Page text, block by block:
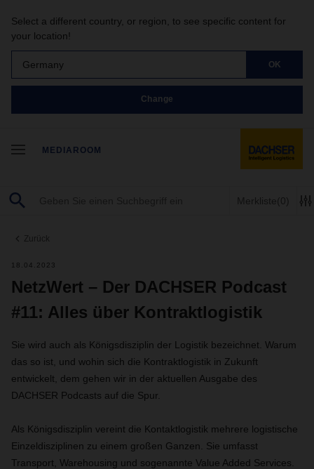
Select a different country, or region, to see specific content for
your location!
Germany OK
Change
MEDIAROOM
Merkliste(0)
Zurück
18.04.2023
NetzWert – Der DACHSER Podcast
#11: Alles über Kontraktlogistik
Sie wird auch als Königsdisziplin der Logistik bezeichnet. Warum
das so ist, und wohin sich die Kontraktlogistik in Zukunft
entwickelt, dem gehen wir in der aktuellen Ausgabe des
DACHSER Podcasts auf die Spur.
Als Königsdisziplin vereint die Kontaktlogistik mehrere logistische
Einzeldisziplinen zu einem großen Ganzen. Sie umfasst
Transport, Warehousing und sogenannte Value Added Services.